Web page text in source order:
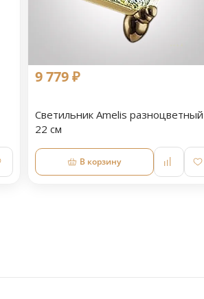
9 779 ₽
Светильник Amelis разноцветный
22 см
В корзину